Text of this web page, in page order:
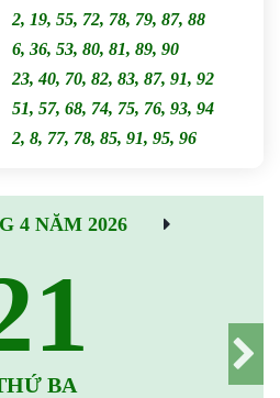
2, 19, 55, 72, 78, 79, 87, 88
6, 36, 53, 80, 81, 89, 90
23, 40, 70, 82, 83, 87, 91, 92
51, 57, 68, 74, 75, 76, 93, 94
2, 8, 77, 78, 85, 91, 95, 96
4 NĂM 2026
BA